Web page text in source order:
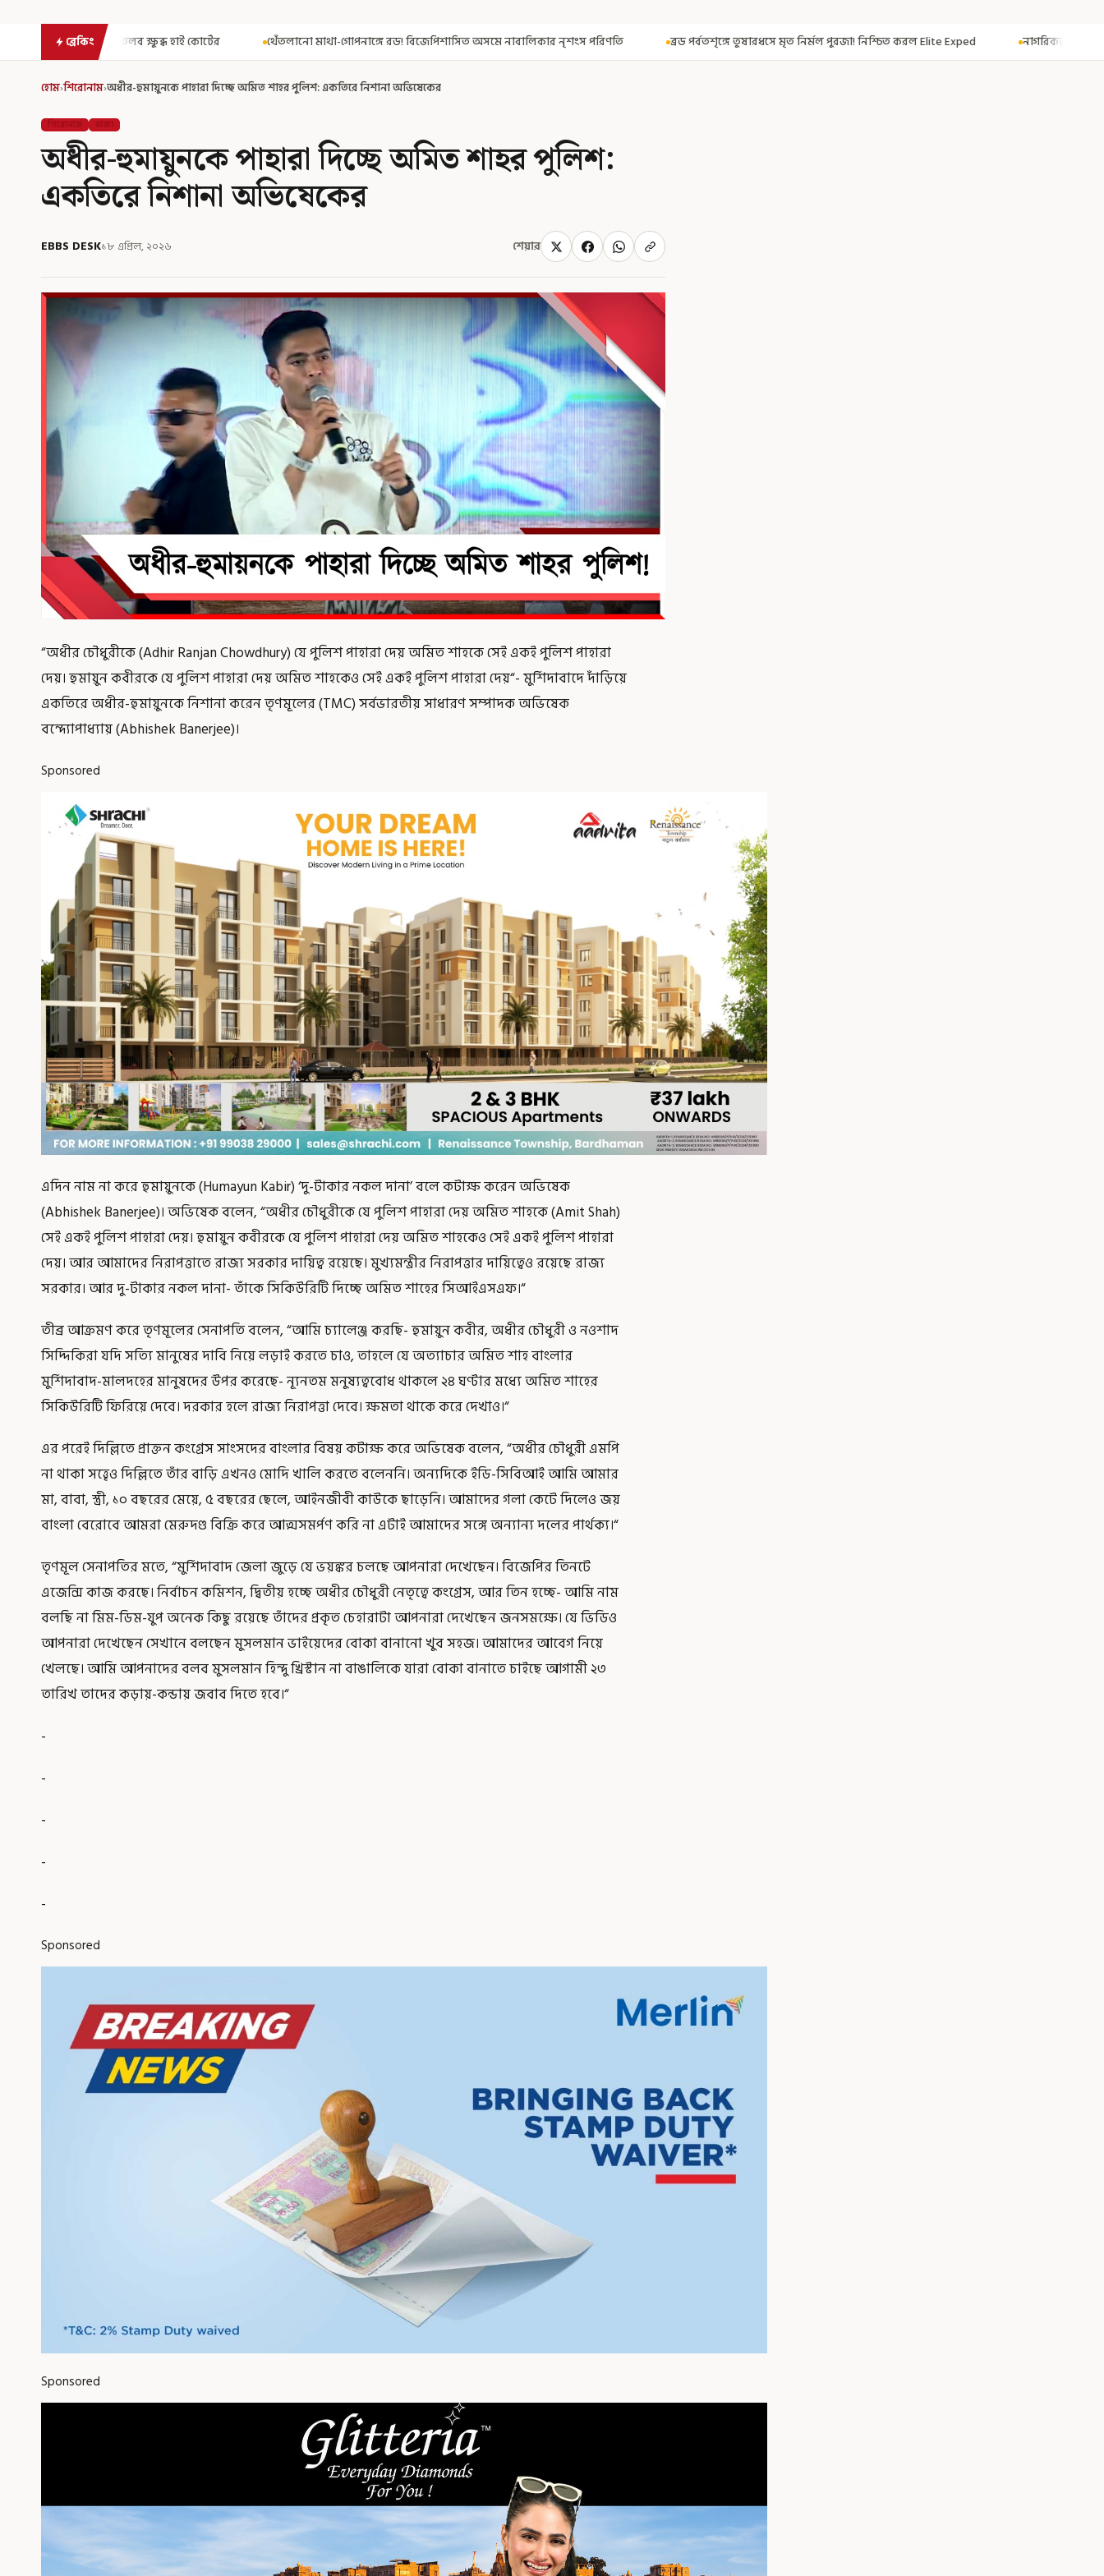
ব্রেকিং
হাই কোর্টের থেঁতলানো মাথা-গোপনাঙ্গে রড! বিজেপিশাসিত অসমে নাবালিকার নৃশংস পরিণতি ব্রড পর্বতশৃঙ্গে তুষারধসে মৃত নির্মল পুরজা! নিশ্চিত করল Elite Exped নাগরিকত্ব দিতেই CAA! ৩০০ মতুয়াকে নাগরিকত্বের
হোম›শিরোনাম›অধীর-হুমায়ুনকে পাহারা দিচ্ছে অমিত শাহর পুলিশ: একতিরে নিশানা অভিষেকের
শিরোনাম রাজ্য
অধীর-হুমায়ুনকে পাহারা দিচ্ছে অমিত শাহর পুলিশ:
একতিরে নিশানা অভিষেকের
EBBS DESK১৮ এপ্রিল, ২০২৬ শেয়ার
“অধীর চৌধুরীকে (Adhir Ranjan Chowdhury) যে পুলিশ পাহারা দেয় অমিত শাহকে সেই একই পুলিশ পাহারা
দেয়। হুমায়ুন কবীরকে যে পুলিশ পাহারা দেয় অমিত শাহকেও সেই একই পুলিশ পাহারা দেয়“- মুর্শিদাবাদে দাঁড়িয়ে
একতিরে অধীর-হুমায়ুনকে নিশানা করেন তৃণমূলের (TMC) সর্বভারতীয় সাধারণ সম্পাদক অভিষেক
বন্দ্যোপাধ্যায় (Abhishek Banerjee)।
Sponsored
এদিন নাম না করে হুমায়ুনকে (Humayun Kabir) ‘দু-টাকার নকল দানা’ বলে কটাক্ষ করেন অভিষেক
(Abhishek Banerjee)। অভিষেক বলেন, “অধীর চৌধুরীকে যে পুলিশ পাহারা দেয় অমিত শাহকে (Amit Shah)
সেই একই পুলিশ পাহারা দেয়। হুমায়ুন কবীরকে যে পুলিশ পাহারা দেয় অমিত শাহকেও সেই একই পুলিশ পাহারা
দেয়। আর আমাদের নিরাপত্তাতে রাজ্য সরকার দায়িত্ব রয়েছে। মুখ্যমন্ত্রীর নিরাপত্তার দায়িত্বেও রয়েছে রাজ্য
সরকার। আর দু-টাকার নকল দানা- তাঁকে সিকিউরিটি দিচ্ছে অমিত শাহের সিআইএসএফ।“
তীব্র আক্রমণ করে তৃণমূলের সেনাপতি বলেন, “আমি চ্যালেঞ্জ করছি- হুমায়ুন কবীর, অধীর চৌধুরী ও নওশাদ
সিদ্দিকিরা যদি সত্যি মানুষের দাবি নিয়ে লড়াই করতে চাও, তাহলে যে অত্যাচার অমিত শাহ বাংলার
মুর্শিদাবাদ-মালদহের মানুষদের উপর করেছে- ন্যূনতম মনুষ্যত্ববোধ থাকলে ২৪ ঘণ্টার মধ্যে অমিত শাহের
সিকিউরিটি ফিরিয়ে দেবে। দরকার হলে রাজ্য নিরাপত্তা দেবে। ক্ষমতা থাকে করে দেখাও।“
এর পরেই দিল্লিতে প্রাক্তন কংগ্রেস সাংসদের বাংলার বিষয় কটাক্ষ করে অভিষেক বলেন, “অধীর চৌধুরী এমপি
না থাকা সত্ত্বেও দিল্লিতে তাঁর বাড়ি এখনও মোদি খালি করতে বলেননি। অন্যদিকে ইডি-সিবিআই আমি আমার
মা, বাবা, স্ত্রী, ১০ বছরের মেয়ে, ৫ বছরের ছেলে, আইনজীবী কাউকে ছাড়েনি। আমাদের গলা কেটে দিলেও জয়
বাংলা বেরোবে আমরা মেরুদণ্ড বিক্রি করে আত্মসমর্পণ করি না এটাই আমাদের সঙ্গে অন্যান্য দলের পার্থক্য।“ ‌
তৃণমূল সেনাপতির মতে, “মুর্শিদাবাদ জেলা জুড়ে যে ভয়ঙ্কর চলছে আপনারা দেখেছেন। বিজেপির তিনটে
এজেন্সি কাজ করছে। নির্বাচন কমিশন, দ্বিতীয় হচ্ছে অধীর চৌধুরী নেতৃত্বে কংগ্রেস, আর তিন হচ্ছে- আমি নাম
বলছি না মিম-ডিম-যুপ অনেক কিছু রয়েছে তাঁদের প্রকৃত চেহারাটা আপনারা দেখেছেন জনসমক্ষে। যে ভিডিও
আপনারা দেখেছেন সেখানে বলছেন মুসলমান ভাইয়েদের বোকা বানানো খুব সহজ। আমাদের আবেগ নিয়ে
খেলছে। আমি আপনাদের বলব মুসলমান হিন্দু খ্রিস্টান না বাঙালিকে যারা বোকা বানাতে চাইছে আগামী ২৩
তারিখ তাদের কড়ায়-কন্ডায় জবাব দিতে হবে।“
-
-
-
-
-
Sponsored
Sponsored